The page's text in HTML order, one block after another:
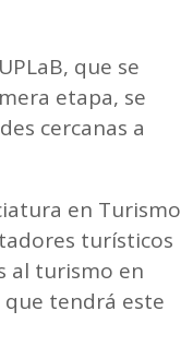
que se
etapa, se
cercanas a
en Turismo
turísticos
al turismo en
que tendrá este